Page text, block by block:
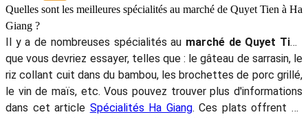
Quelles sont les meilleures spécialités au marché de Quyet Tien à Ha
Giang ?
Il y a de nombreuses spécialités au marché de Quyet Tien
que vous devriez essayer, telles que : le gâteau de sarrasin, le
riz collant cuit dans du bambou, les brochettes de porc grillé,
le vin de maïs, etc. Vous pouvez trouver plus d'informations
dans cet article Spécialités Ha Giang. Ces plats offrent un